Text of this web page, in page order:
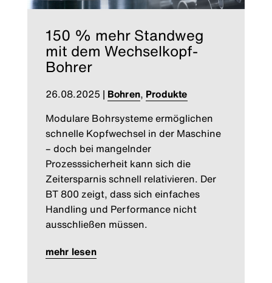
150 % mehr Standweg
mit dem Wechselkopf-
Bohrer
26.08.2025 | Bohren, Produkte
Modulare Bohrsysteme ermöglichen
schnelle Kopfwechsel in der Maschine
– doch bei mangelnder
Prozesssicherheit kann sich die
Zeitersparnis schnell relativieren. Der
BT 800 zeigt, dass sich einfaches
Handling und Performance nicht
ausschließen müssen.
mehr lesen